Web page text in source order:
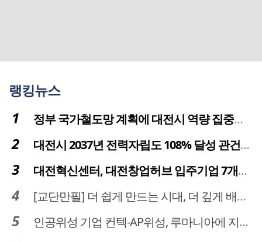
랭킹뉴스
정부 국가철도망 계획에 대전시 역량 집중해야
대전시 2037년 전력자립도 108% 달성 관건은 '주민 수용성'
대전혁신센터, 대전창업허브 입주기업 7개사 모집
[교단만필] 더 쉽게 만드는 시대, 더 깊게 배우는 교육
인공위성 기업 컨텍-AP위성, 루마니아에 지상국 시스템 전수